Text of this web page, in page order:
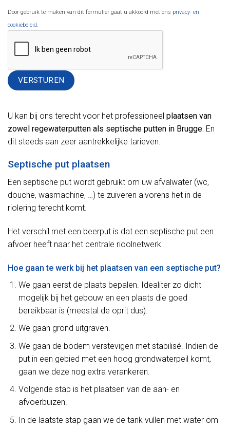
Door gebruik te maken van dit formulier gaat u akkoord met ons privacy- en
cookiebeleid.
U kan bij ons terecht voor het professioneel plaatsen van
zowel regewaterputten als septische putten in Brugge. En
dit steeds aan zeer aantrekkelijke tarieven.
Septische put plaatsen
Een septische put wordt gebruikt om uw afvalwater (wc,
douche, wasmachine, …) te zuiveren alvorens het in de
riolering terecht komt.
Het verschil met een beerput is dat een septische put een
afvoer heeft naar het centrale rioolnetwerk.
Hoe gaan te werk bij het plaatsen van een septische put?
We gaan eerst de plaats bepalen. Idealiter zo dicht
mogelijk bij het gebouw en een plaats die goed
bereikbaar is (meestal de oprit dus).
We gaan grond uitgraven.
We gaan de bodem verstevigen met stabilisé. Indien de
put in een gebied met een hoog grondwaterpeil komt,
gaan we deze nog extra verankeren.
Volgende stap is het plaatsen van de aan- en
afvoerbuizen.
In de laatste stap gaan we de tank vullen met water om